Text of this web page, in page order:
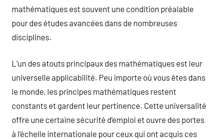
mathématiques est souvent une condition préalable
pour des études avancées dans de nombreuses
disciplines.
L’un des atouts principaux des mathématiques est leur
universelle applicabilité. Peu importe où vous êtes dans
le monde, les principes mathématiques restent
constants et gardent leur pertinence. Cette universalité
offre une certaine sécurité d’emploi et ouvre des portes
à l’échelle internationale pour ceux qui ont acquis ces